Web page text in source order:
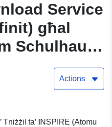
Service
għal
Schulhaus
Actions
Tniżżil ta’ INSPIRE (Atomu